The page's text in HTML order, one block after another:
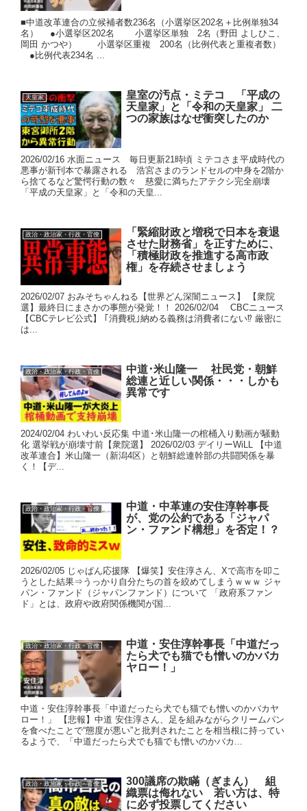
■中道改革連合の立候補者数236名（小選挙区202名＋比例単独34
名） ●小選挙区202名 小選挙区単独 2名（野田 よしひこ、
岡田 かつや） 小選挙区重複 200名（比例代表と重複者数）
●比例代表234名 ...
天皇家
皇室の汚点・ミテコ 「平成の
天皇家」と「令和の天皇家」 二
つの家族はなぜ衝突したのか
2026/02/16 水面ニュース 毎日更新21時頃 ミテコさま平成時代の
悪事が新刊本で暴露される 浩宮さまのランドセルの中身を2階か
ら捨てるなど驚愕行動の数々 慈愛に満ちたアテクシ完全崩壊
「平成の天皇家」と「令和の天皇...
政治・政治家・行政・官僚
「緊縮財政と増税で日本を衰退
させた財務省」を正すために、
「積極財政を推進する高市政
権」を存続させましょう
2026/02/07 おみそちゃんねる【世界どん深闇ニュース】 【衆院
選】最終日にまさかの事態が発覚！！ 2026/02/04 CBCニュース
【CBCテレビ公式】 ｢消費税｣納める義務は消費者にない⁉ 厳密に
は...
政治・政治家・行政・官僚
中道･米山隆一 社民党・朝鮮
総連と近しい関係・・・しかも
異常です
2024/02/04 わいわい反応集 中道･米山隆一の棺桶入り動画が騒動
化 選挙戦が崩壊寸前【衆院選】 2026/02/03 デイリーWiLL 【中道
改革連合】米山隆一（新潟4区）と朝鮮総連幹部の共闘関係を暴
く！【デ...
政治・政治家・行政・官僚
中道・中革連の安住淳幹事長
が、党の公約である「ジャパ
ン・ファンド構想」を否定！？
2026/02/05 じゃぱん応援隊 【爆笑】安住淳さん、Xで高市を叩こ
うとした結果⇒うっかり自分たちの首を絞めてしまうｗｗｗ ジャ
パン・ファンド（ジャパンファンド）について 「政府系ファン
ド」とは、政府や政府関係機関が国...
政治・政治家・行政・官僚
中道・安住淳幹事長「中道だっ
たら犬でも猫でも憎いのかバカ
ヤロー！」
中道・安住淳幹事長「中道だったら犬でも猫でも憎いのかバカヤ
ロー！」 【悲報】中道 安住淳さん、足を組みながらクリームパン
を食べたことで“態度が悪い”と批判されたことを相当根に持ってい
るようで、「中道だったら犬でも猫でも憎いのかバカ...
政治・政治家・行政・官僚
300議席の欺瞞（ぎまん） 組
織票は侮れない 若い方は、特
に必ず投票してください